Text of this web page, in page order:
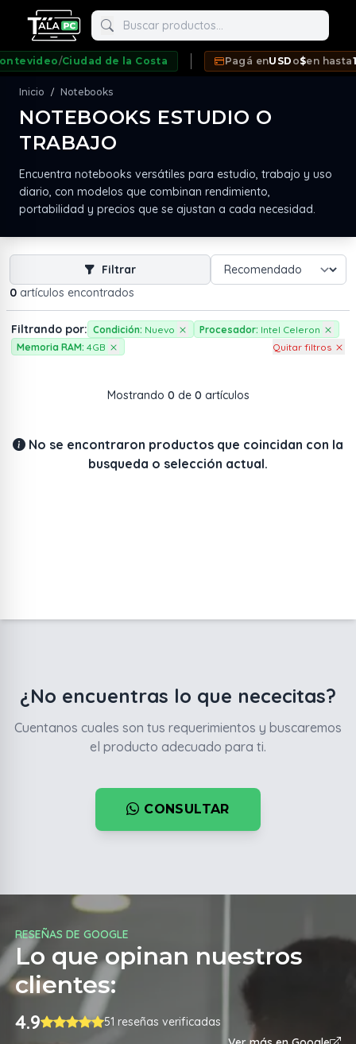
Buscar productos
/Ciudad de la Costa Pagá en USD o$en hasta12
Inicio / Notebooks
NOTEBOOKS ESTUDIO O
TRABAJO
Encuentra notebooks versátiles para estudio, trabajo y uso
diario, con modelos que combinan rendimiento,
portabilidad y precios que se ajustan a cada necesidad.
0 artículos encontrados
Filtrar
Filtrando por: Condición: Nuevo Procesador: Intel Celeron
Memoria RAM: 4GB Quitar filtros
Mostrando 0 de 0 artículos
No se encontraron productos que coincidan con la
busqueda o selección actual.
¿No encuentras lo que nececitas?
Cuentanos cuales son tus requerimientos y buscaremos
el producto adecuado para ti.
CONSULTAR
RESEÑAS DE GOOGLE
Lo que opinan nuestros
clientes:
4.9
51 reseñas verificadas